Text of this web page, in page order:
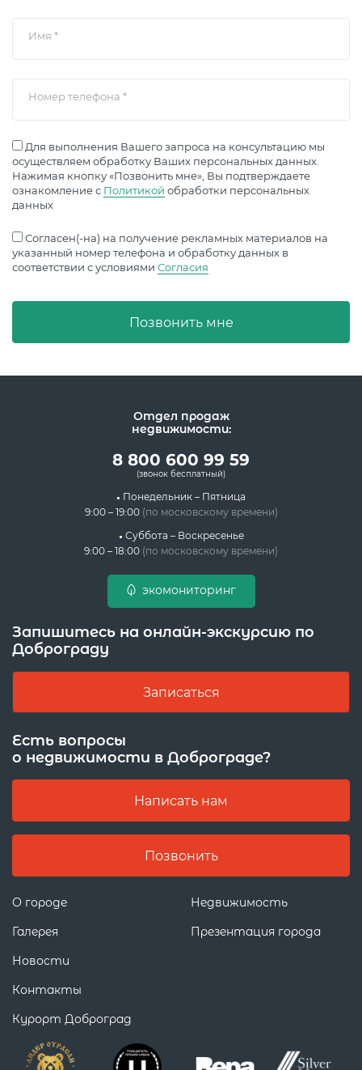
Имя *
Номер телефона *
Для выполнения Вашего запроса на консультацию мы
осуществляем обработку Ваших персональных данных.
Нажимая кнопку «Позвонить мне», Вы подтверждаете
ознакомление с Политикой обработки персональных
данных
Согласен(-на) на получение рекламных материалов на
указанный номер телефона и обработку данных в
соответствии с условиями Согласия
Позвонить мне
Отдел продаж
недвижимости:
8 800 600 99 59
(звонок бесплатный)
Понедельник – Пятница
9:00 – 19:00 (по московскому времени)
Суббота – Воскресенье
9:00 – 18:00 (по московскому времени)
экомониторинг
О городе
Недвижимость
Галерея
Новости
Контакты
Курорт Доброград
Презентация города
Запишитесь на онлайн-экскурсию по
Доброграду
Записаться
Есть вопросы
о недвижимости в Доброграде?
Написать нам
Позвонить